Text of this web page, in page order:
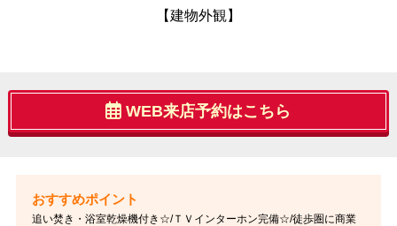
【建物外観】
WEB来店予約はこちら
追い焚き・浴室乾燥機付き☆/ＴＶインターホン完備☆/徒歩圏に商業